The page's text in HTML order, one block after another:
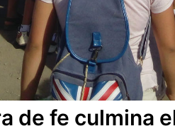
de fe culmina